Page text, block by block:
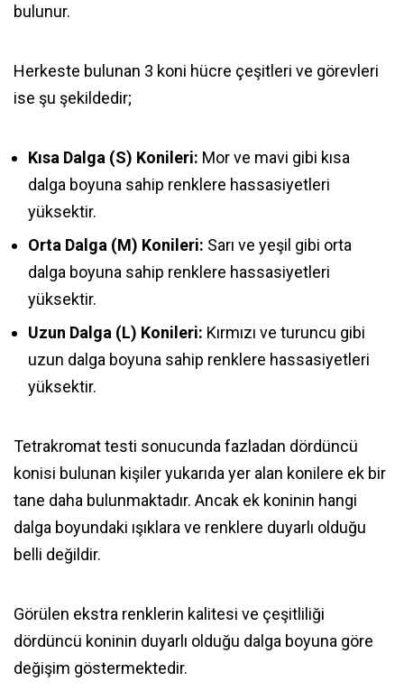
bulunur.
Herkeste bulunan 3 koni hücre çeşitleri ve görevleri
ise şu şekildedir;
Kısa Dalga (S) Konileri: Mor ve mavi gibi kısa
dalga boyuna sahip renklere hassasiyetleri
yüksektir.
Orta Dalga (M) Konileri: Sarı ve yeşil gibi orta
dalga boyuna sahip renklere hassasiyetleri
yüksektir.
Uzun Dalga (L) Konileri: Kırmızı ve turuncu gibi
uzun dalga boyuna sahip renklere hassasiyetleri
yüksektir.
Tetrakromat testi sonucunda fazladan dördüncü
konisi bulunan kişiler yukarıda yer alan konilere ek bir
tane daha bulunmaktadır. Ancak ek koninin hangi
dalga boyundaki ışıklara ve renklere duyarlı olduğu
belli değildir.
Görülen ekstra renklerin kalitesi ve çeşitliliği
dördüncü koninin duyarlı olduğu dalga boyuna göre
değişim göstermektedir.